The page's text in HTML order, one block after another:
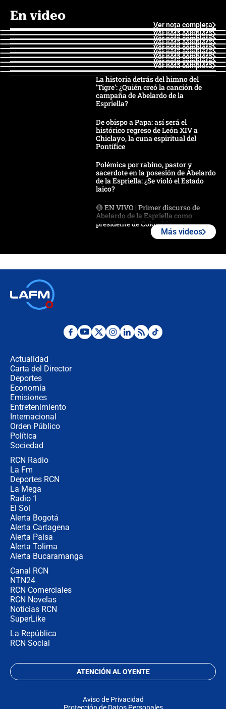
En video
Ver nota completa
Ver nota completa
Ver nota completa
Ver nota completa
Ver nota completa
Ver nota completa
Ver nota completa
Ver nota completa
Ver nota completa
Ver nota completa
La historia detrás del himno del
'Tigre': ¿Quién creó la canción de
campaña de Abelardo de la
Espriella?
De obispo a Papa: así será el
histórico regreso de León XIV a
Chiclayo, la cuna espiritual del
Pontífice
Polémica por rabino, pastor y
sacerdote en la posesión de Abelardo
de la Espriella: ¿Se violó el Estado
laico?
🔴 EN VIVO | Primer discurso de
Abelardo de la Espriella como
presidente de Colombia
Desde dermatitis hasta infecciones:
Más videos
Actualidad
Carta del Director
Deportes
Economía
Emisiones
Entretenimiento
Internacional
Orden Público
Política
Sociedad
RCN Radio
La Fm
Deportes RCN
La Mega
Radio 1
El Sol
Alerta Bogotá
Alerta Cartagena
Alerta Paisa
Alerta Tolima
Alerta Bucaramanga
Canal RCN
NTN24
RCN Comerciales
RCN Novelas
Noticias RCN
SuperLike
La República
RCN Social
ATENCIÓN AL OYENTE
Aviso de Privacidad